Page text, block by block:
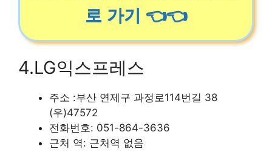
로 가기 👈👈
4.LG익스프레스
주소 :부산 연제구 과정로114번길 38
(우)47572
전화번호: 051-864-3636
근처 역: 근처역 없음